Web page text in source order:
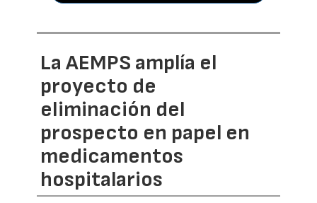
La AEMPS amplía el
proyecto de
eliminación del
prospecto en papel en
medicamentos
hospitalarios